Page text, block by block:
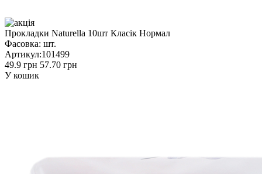
Прокладки Naturella 10шт Класік Нормал
Фасовка: шт.
Артикул:101499
49.9 грн 57.70 грн
У кошик